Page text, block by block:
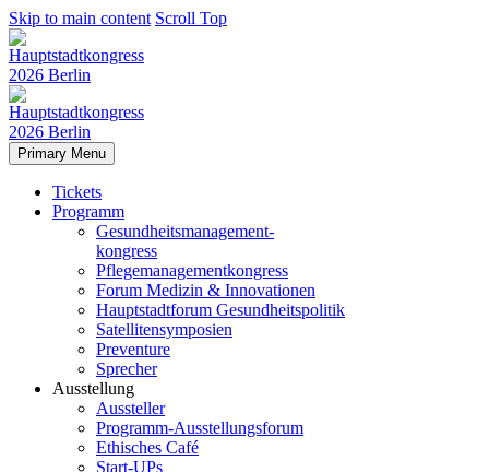
Skip to main content Scroll Top
Primary Menu
Tickets
Programm
Gesundheitsmanagement-
kongress
Pflegemanagementkongress
Forum Medizin & Innovationen
Hauptstadtforum Gesundheitspolitik
Satellitensymposien
Preventure
Sprecher
Ausstellung
Aussteller
Programm-Ausstellungsforum
Ethisches Café
Start-UPs